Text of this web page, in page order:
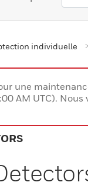
individuelle
une
AM UTC).